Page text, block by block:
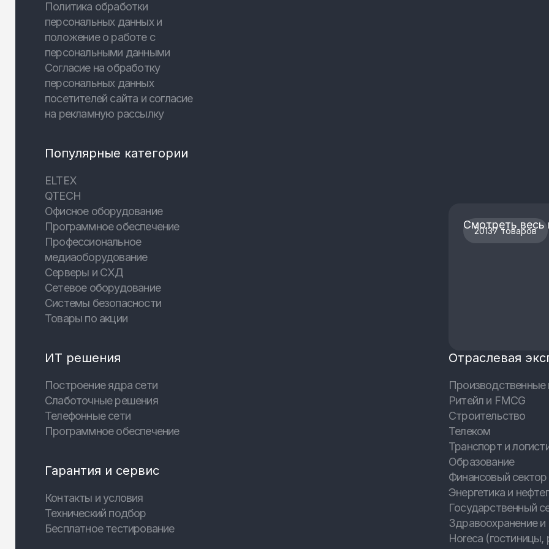
Политика обработки
персональных данных и
положение о работе с
персональными данными
Согласие на обработку
персональных данных
посетителей сайта и согласие
на рекламную рассылку
Популярные категории
ELTEX
QTECH
Офисное оборудование
Программное обеспечение
Профессиональное
медиаоборудование
Серверы и СХД
Сетевое оборудование
Системы безопасности
Товары по акции
20137 товаров
Смотреть весь
ИТ решения
Построение ядра сети
Слаботочные решения
Телефонные сети
Программное обеспечение
Гарантия и сервис
Контакты и условия
Технический подбор
Бесплатное тестирование
Отраслевая
Производственные
Ритейл и FMCG
Строительство
Телеком
Транспорт и
Образование
Финансовый сектор
Энергетика и
Государственный
Здравоохранение
Horeca (гостиницы,